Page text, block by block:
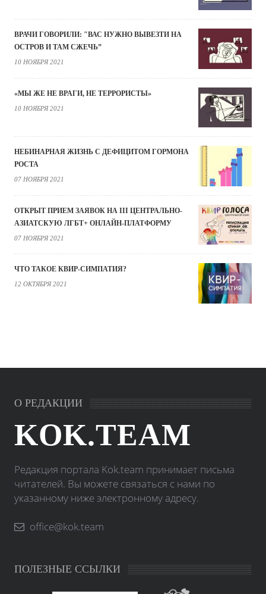
ВРАЧИ ГОВОРИЛИ: "ВАС НУЖНО ВЫВЕЗТИ НА
ОСТРОВ И ТАМ СЖЕЧЬ”
10 НОЯБРЯ 2021
«МЫ ЖЕ НЕ ВРАГИ, НЕ ТЕРРОРИСТЫ»
10 НОЯБРЯ 2021
НЕБИНАРНАЯ ЖИЗНЬ С ДЕФИЦИТОМ ГОРМОНА
РОСТА
07 НОЯБРЯ 2021
ОТКРЫТ ПРИЕМ ЗАЯВОК НА III ЦЕНТРАЛЬНО-
АЗИАТСКУЮ ЛГБТ+ ОНЛАЙН-ПЛАТФОРМУ
07 НОЯБРЯ 2021
ЧТО ТАКОЕ КВИР-СИМПАТИЯ?
12 ОКТЯБРЯ 2021
О РЕДАКЦИИ
KOK.TEAM
Редакция портала Kok.team принимает письма
читателей. Вы можете связаться с нами по
указанному ниже электронному адресу.
office@kok.team
ПОЛЕЗНЫЕ ССЫЛКИ